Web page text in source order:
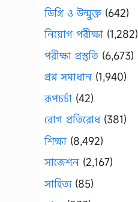
ডিগ্রি ও উন্মুক্ত (642)
নিয়োগ পরীক্ষা (1,282)
পরীক্ষা প্রস্তুতি (6,673)
প্রশ্ন সমাধান (1,940)
রূপচর্চা (42)
রোগ প্রতিরোধ(381)
শিক্ষা (8,492)
সাজেশন (2,167)
সাহিত্য(85)